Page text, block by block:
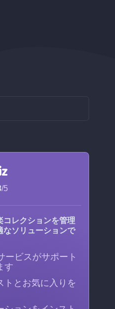
/5
コレクションを管理
なソリューションで
ービスがサポート
す
トとお気に入りを